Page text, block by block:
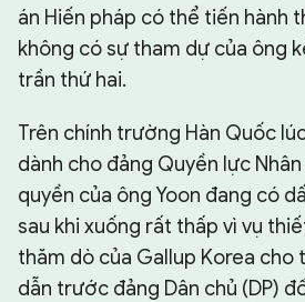
án Hiến pháp có thể tiến hành
không có sự tham dự của ông
trần thứ hai.
Trên chính trường Hàn Quốc
dành cho đảng Quyền lực Nhân
quyền của ông Yoon đang có
sau khi xuống rất thấp vì vụ
thăm dò của Gallup Korea cho
dẫn trước đảng Dân chủ (DP)